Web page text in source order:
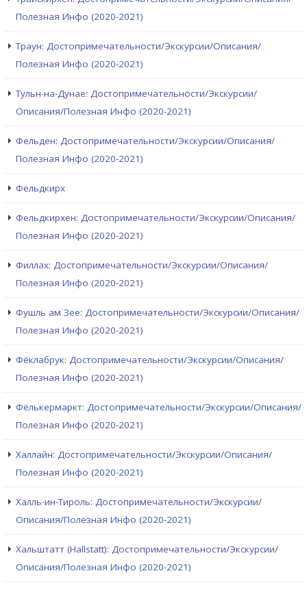
Полезная Инфо (2020-2021)
Траун: Достопримечательности/Экскурсии/Описания/
Полезная Инфо (2020-2021)
Тульн-на-Дунае: Достопримечательности/Экскурсии/
Описания/Полезная Инфо (2020-2021)
Фельден: Достопримечательности/Экскурсии/Описания/
Полезная Инфо (2020-2021)
Фельдкирх
Фельдкирхен: Достопримечательности/Экскурсии/Описания/
Полезная Инфо (2020-2021)
Филлах: Достопримечательности/Экскурсии/Описания/
Полезная Инфо (2020-2021)
Фушль ам Зее: Достопримечательности/Экскурсии/Описания/
Полезная Инфо (2020-2021)
Фёклабрук: Достопримечательности/Экскурсии/Описания/
Полезная Инфо (2020-2021)
Фёлькермаркт: Достопримечательности/Экскурсии/Описания/
Полезная Инфо (2020-2021)
Халлайн: Достопримечательности/Экскурсии/Описания/
Полезная Инфо (2020-2021)
Халль-ин-Тироль: Достопримечательности/Экскурсии/
Описания/Полезная Инфо (2020-2021)
Хальштатт (Hallstatt): Достопримечательности/Экскурсии/
Описания/Полезная Инфо (2020-2021)